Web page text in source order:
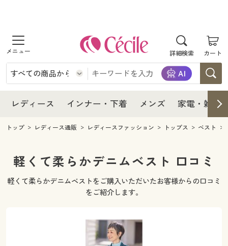
詳細検索 カート
商品を探す
レディース
レディースファッション
女性下着
インナー・下着
インナー・下着通販すべて
女性下着
メンズ下着
メンズ
メンズ通販すべて
メンズファッション
家電・雑貨
家電・雑貨すべて
寝具・インテリア・家具
レディース インナー・下着 メンズ 家電・雑貨
レディース
レディース通販すべて
レディースファッション
インナー・下着
インナー・下着通販すべて
ジュニア・ティーンズ下着
メンズ
メンズ下着
家電
寝具・インテリア・家具通販すべて
美容・健康
美容・健康・サプリメント
トップ レディース通販 レディースファッション トップス ベスト
軽くて柔らかデニムベスト 口コミ
軽くて柔らかデニムベストをご購入いただいたお客様からの口コミ
をご紹介します。